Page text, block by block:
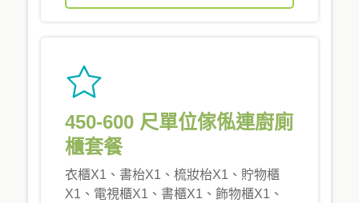
450-600 尺單位傢俬連廚廁
櫃套餐
衣櫃X1、書枱X1、梳妝枱X1、貯物櫃
X1、電視櫃X1、書櫃X1、飾物櫃X1、